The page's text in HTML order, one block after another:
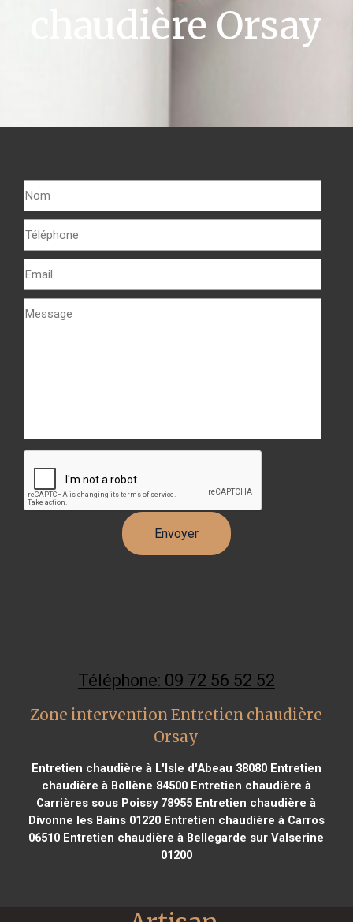
chaudière Orsay
Téléphone: 09 72 56 52 52
Zone intervention Entretien chaudière
Orsay
Entretien chaudière à L'Isle d'Abeau 38080Entretien
chaudière à Bollène 84500Entretien chaudière à
Carrières sous Poissy 78955 Entretien chaudière à
Divonne les Bains 01220Entretien chaudière à Carros
06510 Entretien chaudière à Bellegarde sur Valserine
01200